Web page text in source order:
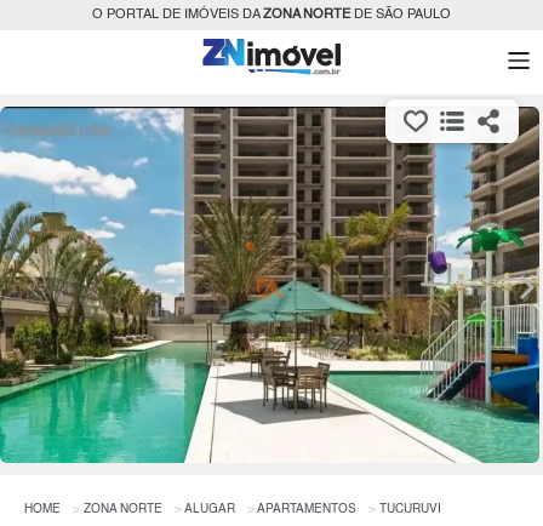
O PORTAL DE IMÓVEIS DAZONA NORTEDE SÃO PAULO
HOME ZONA NORTE ALUGAR APARTAMENTOS TUCURUVI